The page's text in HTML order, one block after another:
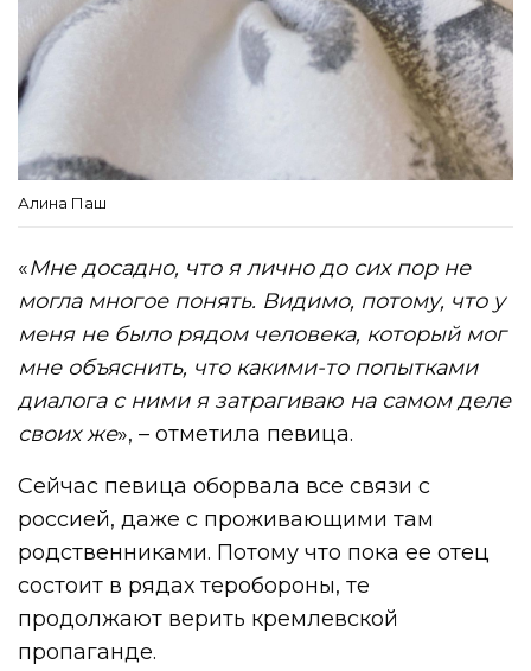
Алина Паш
«Мне досадно, что я лично до сих пор не
могла многое понять. Видимо, потому, что у
меня не было рядом человека, который мог
мне объяснить, что какими-то попытками
диалога с ними я затрагиваю на самом деле
своих же», – отметила певица.
Сейчас певица оборвала все связи с
россией, даже с проживающими там
родственниками. Потому что пока ее отец
состоит в рядах теробороны, те
продолжают верить кремлевской
пропаганде.